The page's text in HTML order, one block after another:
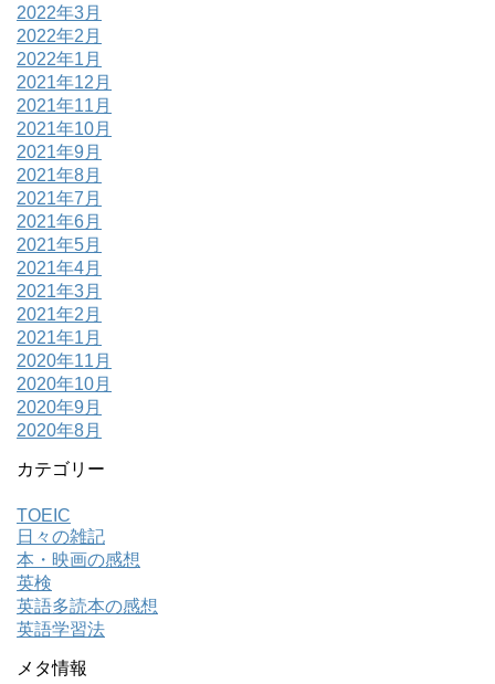
2022年3月
2022年2月
2022年1月
2021年12月
2021年11月
2021年10月
2021年9月
2021年8月
2021年7月
2021年6月
2021年5月
2021年4月
2021年3月
2021年2月
2021年1月
2020年11月
2020年10月
2020年9月
2020年8月
カテゴリー
TOEIC
日々の雑記
本・映画の感想
英検
英語多読本の感想
英語学習法
メタ情報